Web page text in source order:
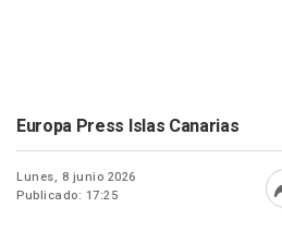
Europa Press Islas Canarias
Lunes, 8 junio 2026
Publicado: 17:25